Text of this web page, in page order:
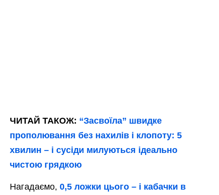
ЧИТАЙ ТАКОЖ: “Засвоїла” швидке
прополювання без нахилів і клопоту: 5
хвилин – і сусіди милуються ідеально
чистою грядкою
Нагадаємо, 0,5 ложки цього – і кабачки в